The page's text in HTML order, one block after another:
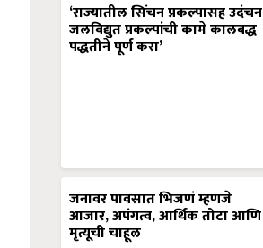
‘राज्यातील सिंचन प्रकल्पासह उदंचन
जलविद्युत प्रकल्पांची कामे कालबद्ध
पद्धतीने पूर्ण करा’
जनावर पावसात भिजणं म्हणजे
आजार, अपंगत्व, आर्थिक तोटा आणि
मृत्यूची चाहूल